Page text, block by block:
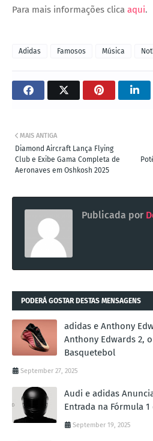
Para mais informações clica aqui.
Adidas Famosos Música
MAIS ANTIGA
Diamond Aircraft Lança Flying
Club e Exibe Gama Completa de
Aeronaves em Oshkosh 2025
Publicada por
PODERÁ GOSTAR DESTAS MENSAGENS
adidas e Anthony
Anthony Edwards 2,
Basquetebol
September 27, 2025
Audi e adidas
Entrada na Fórmula 1
September 19, 2025